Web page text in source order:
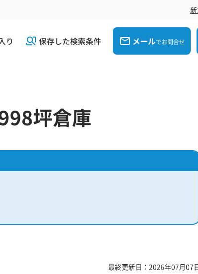
り 保存した検索条件 メールでお問合せ
坪倉庫
最終更新日：2026年07月07